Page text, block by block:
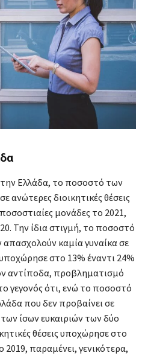
Ελλάδα, το ποσοστό των
ανώτερες διοικητικές θέσεις
μονάδες το 2021,
Την ίδια στιγμή, το ποσοστό
καμία γυναίκα σε
στο 13% έναντι 24%
αντίποδα, προβληματισμό
γεγονός ότι, ενώ το ποσοστό
που δεν προβαίνει σε
ίσων ευκαιριών των δύο
θέσεις υποχώρησε στο
2019, παραμένει, γενικότερα,